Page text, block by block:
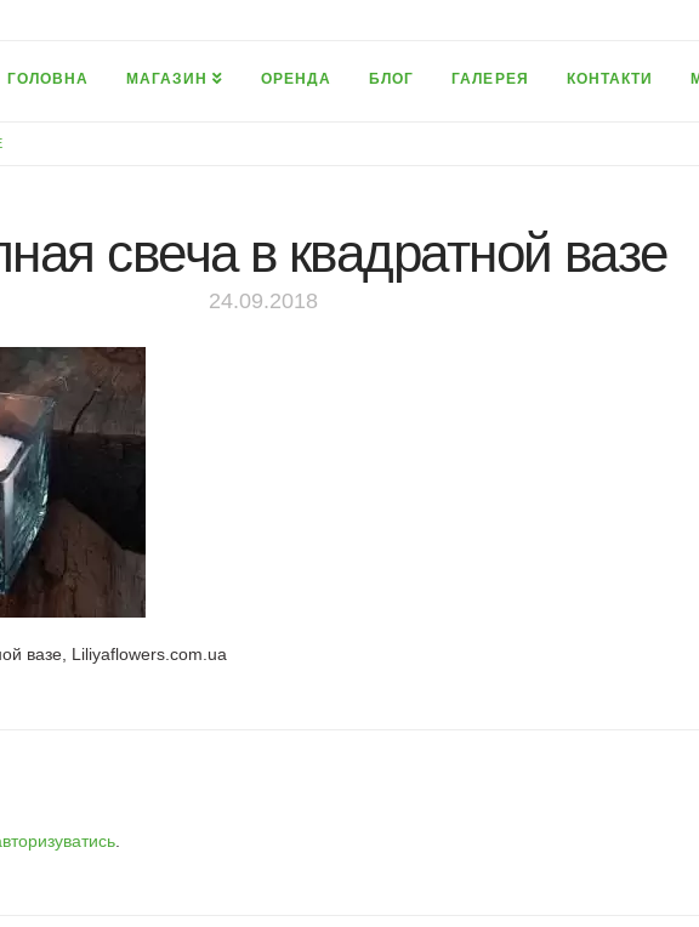
ГОЛОВНА МАГАЗИН ОРЕНДА БЛОГ ГАЛЕРЕЯ КОНТАКТИ
свеча в квадратной вазе
24.09.2018
вазе, Liliyaflowers.com.ua